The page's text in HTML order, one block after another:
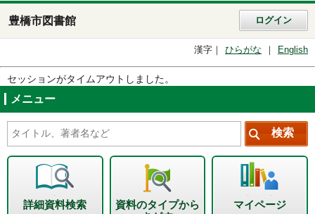
豊橋市図書館 ログイン
漢字 ひらがな English
セッションがタイムアウトしました。
メニュー
詳細資料検索
資料のタイプから
マイページ